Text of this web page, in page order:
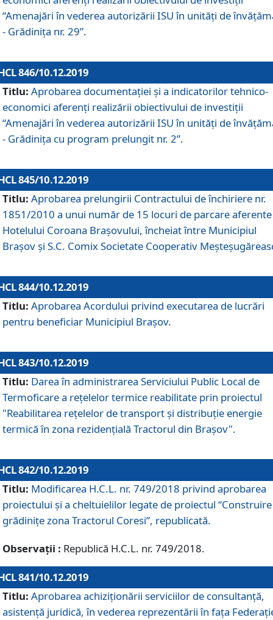
“Amenajări în vederea autorizării ISU în unități de
- Grădinița nr. 29”.
846/10.12.2019
Titlu: Aprobarea documentației și a indicatorilor tehnico-
economici aferenți realizării obiectivului de investiții
“Amenajări în vederea autorizării ISU în unități de
- Grădinița cu program prelungit nr. 2”.
845/10.12.2019
Titlu: Aprobarea prelungirii Contractului de închiriere nr.
1851/2010 a unui număr de 15 locuri de parcare aferente
Hotelului Coroana Brașovului, încheiat între Municipiul
Braşov şi S.C. Comix Societate Cooperativ
844/10.12.2019
Titlu: Aprobarea Acordului privind executarea de lucrări
pentru beneficiar Municipiul Brașov.
843/10.12.2019
Titlu: Darea în administrarea Serviciului Public Local de
Termoficare a rețelelor termice reabilitate prin proiectul
"Reabilitarea reţelelor de transport şi distribuţie energie
termică în zona rezidenţială Tractorul din Braşov".
842/10.12.2019
Titlu: Modificarea H.C.L. nr. 749/2018 privind aprobarea
proiectului și a cheltuielilor legate de proiectul “Construire
grădinițe zona Tractorul Coresi”, republicată.
Observații : Republică H.C.L. nr. 749/2018.
841/10.12.2019
Titlu: Aprobarea achiziționării serviciilor de consultanță,
asistență juridică, în vederea reprezentării în fața